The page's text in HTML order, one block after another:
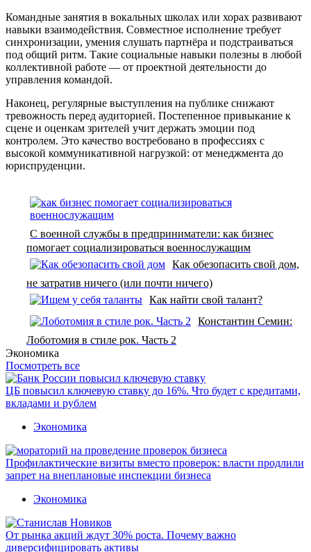
Командные занятия в вокальных школах или хорах развивают
навыки взаимодействия. Совместное исполнение требует
синхронизации, умения слушать партнёра и подстраиваться
под общий ритм. Такие социальные навыки полезны в любой
коллективной работе — от проектной деятельности до
управления командой.
Наконец, регулярные выступления на публике снижают
тревожность перед аудиторией. Постепенное привыкание к
сцене и оценкам зрителей учит держать эмоции под
контролем. Это качество востребовано в профессиях с
высокой коммуникативной нагрузкой: от менеджмента до
юриспруденции.
С военной службы в предприниматели: как бизнес
помогает социализироваться военнослужащим
Как обезопасить свой дом,
не затратив ничего (или почти ничего)
Как найти свой талант?
Константин Семин:
Лоботомия в стиле рок. Часть 2
Экономика
Посмотреть все
ЦБ повысил ключевую ставку до 16%. Что будет с кредитами,
вкладами и рублем
Экономика
Профилактические визиты вместо проверок: власти продлили
запрет на внеплановые инспекции бизнеса
Экономика
От рынка акций ждут 30% роста. Почему важно
диверсифицировать активы